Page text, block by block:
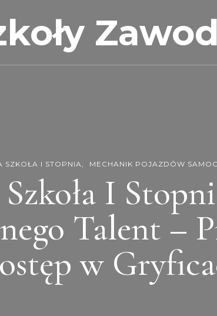
SZKOŁA I STOPNIA MECHANIK POJAZDÓW
I
Talent –
w